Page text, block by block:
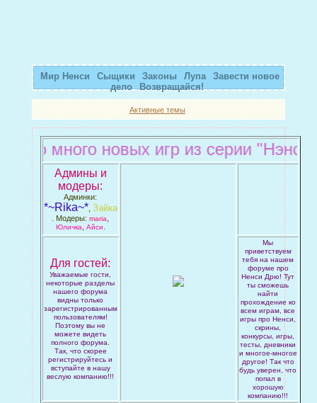
Мир Ненси Сыщики Законы Лупа
Завести новое
дело
Возвращайся!
Активные темы
много новых игр из серии
Админы и
модеры:
Админки:
*~Rika~* Зайка
. Модеры:maria
Юличка Айси
Для гостей:
Уважаемые гости,
некоторые разделы
нашего форума
видны только
зарегистрированным
пользователям!
Поэтому вы не
можете видеть
полного форума.
Так, что скорее
регистрируйтесь и
вступайте в нашу
веслую компанию!!!
Мы
приветствуем
тебя на нашем
форуме про
Ненси Дрю! Тут
ты сможешь
найти
прохождение ко
всем играм, все
игры про Ненси,
скрины,
конкурсы, игры,
тесты, дневники
и многое-многое
другое! Так что
будь уверен, что
попал в
хорошую
компанию!!!